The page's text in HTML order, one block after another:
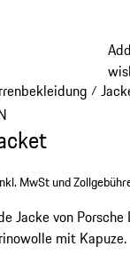
/
MwSt und
Jacke von Porsche
mit Kapuze.